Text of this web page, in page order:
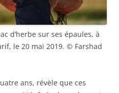
d’herbe sur ses épaules, à
le 20 mai 2019. © Farshad
ans, révèle que ces